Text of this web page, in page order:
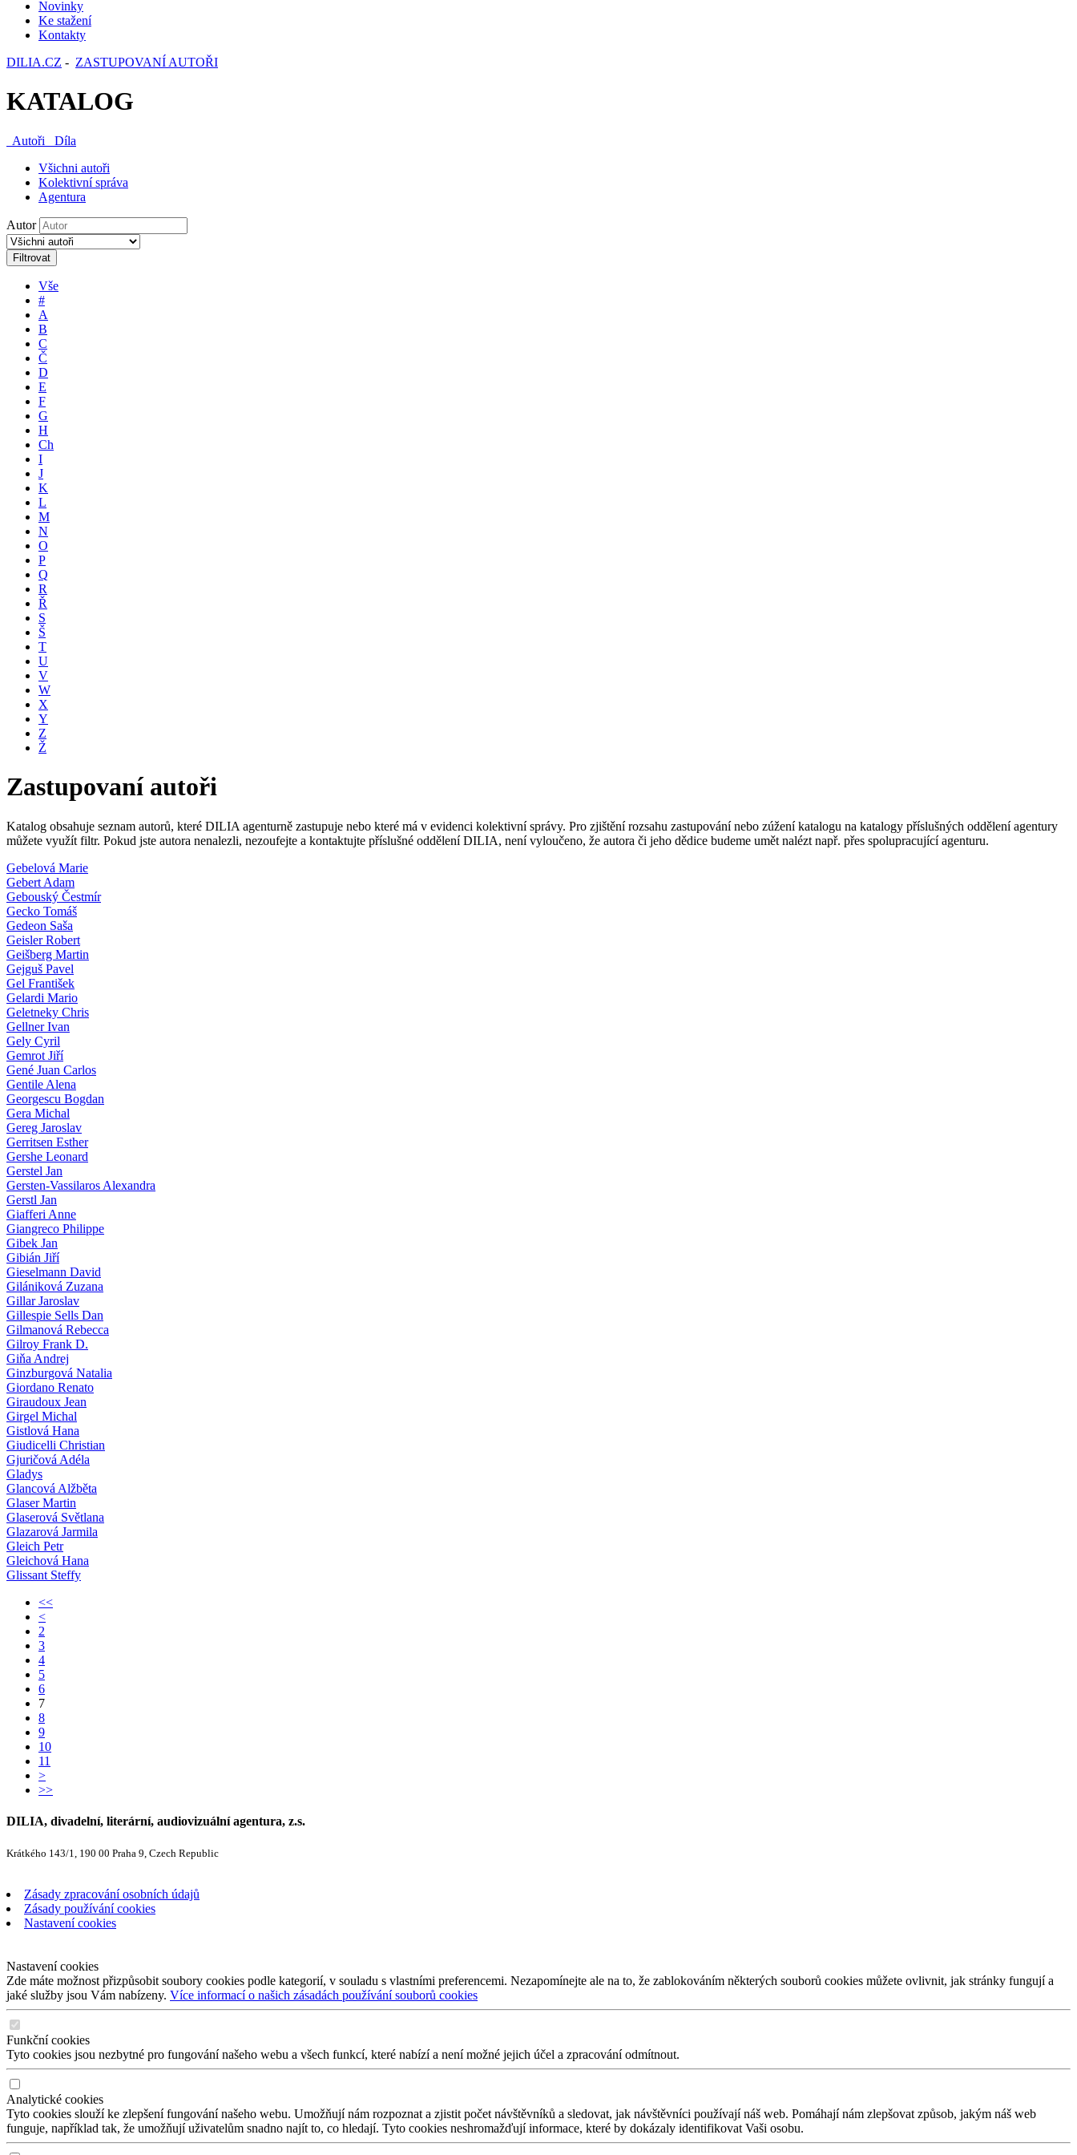
Novinky
Ke stažení
Kontakty
DILIA.CZ - ZASTUPOVANÍ AUTOŘI
KATALOG
Autoři
Díla
Všichni autoři
Kolektivní správa
Agentura
Autor
Filtrovat
Vše
#
A
B
C
Č
D
E
F
G
H
Ch
I
J
K
L
M
N
O
P
Q
R
Ř
S
Š
T
U
V
W
X
Y
Z
Ž
Zastupovaní autoři
Katalog obsahuje seznam autorů, které DILIA agenturně zastupuje nebo které má v evidenci kolektivní správy. Pro zjištění rozsahu zastupování nebo zúžení katalogu na katalogy příslušných oddělení agentury
můžete využít filtr. Pokud jste autora nenalezli, nezoufejte a kontaktujte příslušné oddělení DILIA, není vyloučeno, že autora či jeho dědice budeme umět nalézt např. přes spolupracující agenturu.
Gebelová Marie
Gebert Adam
Gebouský Čestmír
Gecko Tomáš
Gedeon Saša
Geisler Robert
Geišberg Martin
Gejguš Pavel
Gel František
Gelardi Mario
Geletneky Chris
Gellner Ivan
Gely Cyril
Gemrot Jiří
Gené Juan Carlos
Gentile Alena
Georgescu Bogdan
Gera Michal
Gereg Jaroslav
Gerritsen Esther
Gershe Leonard
Gerstel Jan
Gersten-Vassilaros Alexandra
Gerstl Jan
Giafferi Anne
Giangreco Philippe
Gibek Jan
Gibián Jiří
Gieselmann David
Gilániková Zuzana
Gillar Jaroslav
Gillespie Sells Dan
Gilmanová Rebecca
Gilroy Frank D.
Giňa Andrej
Ginzburgová Natalia
Giordano Renato
Giraudoux Jean
Girgel Michal
Gistlová Hana
Giudicelli Christian
Gjuričová Adéla
Gladys
Glancová Alžběta
Glaser Martin
Glaserová Světlana
Glazarová Jarmila
Gleich Petr
Gleichová Hana
Glissant Steffy
<<
<
2
3
4
5
6
7
8
9
10
11
>
>>
DILIA, divadelní, literární, audiovizuální agentura, z.s.
Krátkého 143/1, 190 00 Praha 9, Czech Republic
Zásady zpracování osobních údajů
Zásady používání cookies
Nastavení cookies
Nastavení cookies
Zde máte možnost přizpůsobit soubory cookies podle kategorií, v souladu s vlastními preferencemi. Nezapomínejte ale na to, že zablokováním některých souborů cookies můžete ovlivnit, jak stránky fungují a
jaké služby jsou Vám nabízeny. Více informací o našich zásadách používání souborů cookies
Funkční cookies
Tyto cookies jsou nezbytné pro fungování našeho webu a všech funkcí, které nabízí a není možné jejich účel a zpracování odmítnout.
Analytické cookies
Tyto cookies slouží ke zlepšení fungování našeho webu. Umožňují nám rozpoznat a zjistit počet návštěvníků a sledovat, jak návštěvníci používají náš web. Pomáhají nám zlepšovat způsob, jakým náš web
funguje, například tak, že umožňují uživatelům snadno najít to, co hledají. Tyto cookies neshromažďují informace, které by dokázaly identifikovat Vaši osobu.